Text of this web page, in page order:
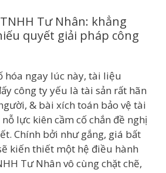
Tư Nhân: khẳng
quyết giải pháp công
hóa ngay lúc này, tài liệu
công ty yếu là tài sản rất hãn
& bài xích toán bảo vệ tài
lực kiên cầm cố chắn đề nghị
Chính bởi như gắng, giá bất
kiến thiết một hệ điều hành
Tư Nhân vô cùng chặt chẽ,